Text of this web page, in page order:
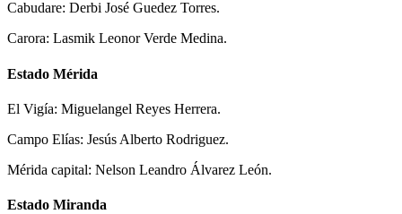
Cabudare: Derbi José Guedez Torres.
Carora: Lasmik Leonor Verde Medina.
Estado Mérida
El Vigía: Miguelangel Reyes Herrera.
Campo Elías: Jesús Alberto Rodriguez.
Mérida capital: Nelson Leandro Álvarez León.
Estado Miranda